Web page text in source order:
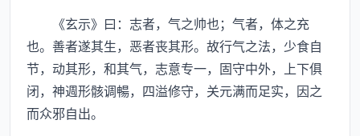
《玄示》曰：志者，气之帅也；气者，体之充
也。善者遂其生，恶者丧其形。故行气之法，少食自
节，动其形，和其气，志意专一，固守中外，上下俱
闭，神週形骸调暢，四溢修守，关元满而足实，因之
而众邪自出。